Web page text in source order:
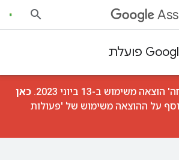
משימוש ב-13 ביוני 2023.
כאן
על ההוצאה משימוש של 'פעולות